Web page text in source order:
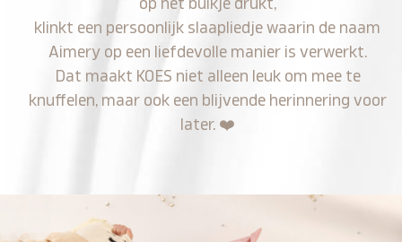
op het buikje drukt,
klinkt een persoonlijk slaapliedje waarin de naam
Aimery op een liefdevolle manier is verwerkt.
Dat maakt KOES niet alleen leuk om mee te
knuffelen, maar ook een blijvende herinnering voor
later. ❤️